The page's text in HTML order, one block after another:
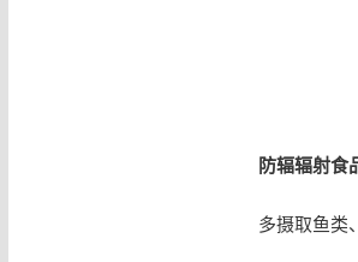
防辐辐射食
多摄取鱼类